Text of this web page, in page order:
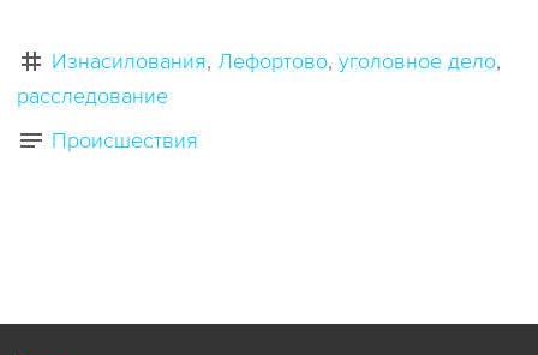
Изнасилования Лефортово уголовное дело
расследование
Происшествия